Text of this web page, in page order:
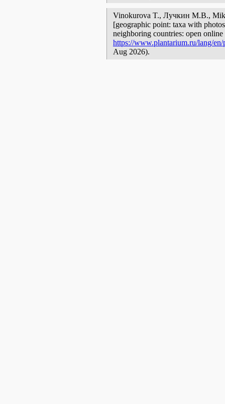
Vinokurova T., Лучкин М.В.,
[geographic point: taxa with
neighboring countries: open
https://www.plantarium.ru/lang/
Aug 2026).